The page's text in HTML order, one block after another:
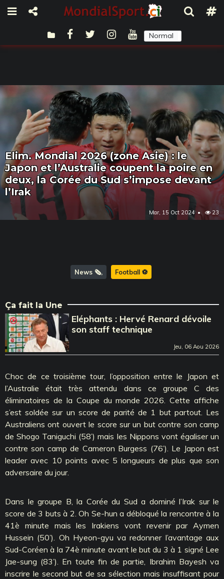
Normal
Elim. Mondial 2026 (zone Asie) : le
Japon et l’Australie coupent la poire en
deux, la Corée du Sud s’impose devant
l’Irak
Mar, 15 Oct 2024 23
News 🗞️ Football ⚽️
Ça fait la Une
Eléphants : Hervé Renard dévoile
son staff technique
Jeu, 06 Aou 2026
Choc de ce troisième tour, l’opposition entre le Japon et
l’Australie était très attendu dans ce groupe C des
éliminatoires de la Coupe du monde 2026. Cette affiche
s’est soldée sur un score de parité de 1 but partout. Les
Australiens ont ouvert le score sur un but contre son camp
de Shogo Taniguchi (58’) mais les Nippons vont égaliser un
contre son camp de Cameron Burgess (76’). Le Japon est
leader avec 10 points avec 5 longueurs de plus que son
adversaire du jour.
Dans le groupe B, la Corée du Sud a dominé l’Irak sur le
score de 3 buts à 2. Oh Se-hun a débloqué la rencontre à la
41è minute mais les Irakiens vont revenir par Aymen
Hussein (50’). Oh Hyeon-gyu va redonner l’avantage aux
Sud-Coréen à la 74è minute avant le but du 3 à 1 signé Lee
Jae-sung (83’). En toute fin de partie, Ibrahim Bayesh va
inscrire le second but de sa sélection mais insuffisant pour